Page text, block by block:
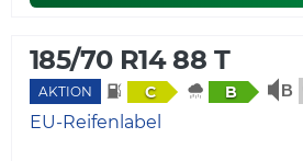
185/70 R14 88 T
AKTION C B
EU-Reifenlabel